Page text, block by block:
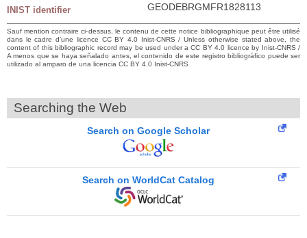
INIST identifier GEODEBRGMFR1828113
Sauf mention contraire ci-dessus, le contenu de cette notice bibliographique peut être utilisé
dans le cadre d’une licence CC BY 4.0 Inist-CNRS / Unless otherwise stated above, the
content of this bibliographic record may be used under a CC BY 4.0 licence by Inist-CNRS /
A menos que se haya señalado antes, el contenido de este registro bibliográfico puede ser
utilizado al amparo de una licencia CC BY 4.0 Inist-CNRS
Searching the Web
Search on Google Scholar
Search on WorldCat Catalog